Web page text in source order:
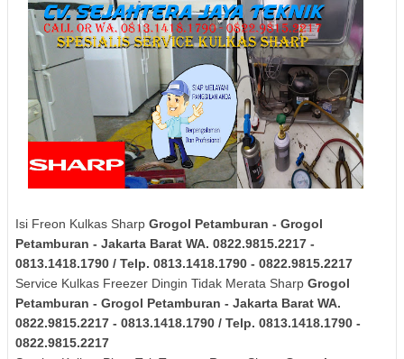
Isi Freon Kulkas Sharp Grogol Petamburan - Grogol
Petamburan - Jakarta Barat WA. 0822.9815.2217 -
0813.1418.1790 / Telp. 0813.1418.1790 - 0822.9815.2217
Service Kulkas Freezer Dingin Tidak Merata Sharp Grogol
Petamburan - Grogol Petamburan - Jakarta Barat WA.
0822.9815.2217 - 0813.1418.1790 / Telp. 0813.1418.1790 -
0822.9815.2217